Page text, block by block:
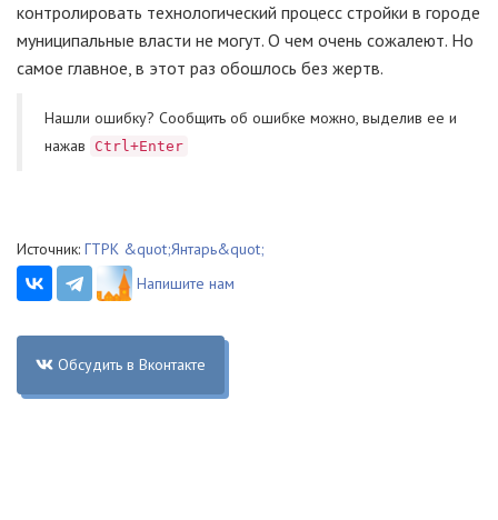
контролировать технологический процесс стройки в городе
муниципальные власти не могут. О чем очень сожалеют. Но
самое главное, в этот раз обошлось без жертв.
Нашли ошибку? Cообщить об ошибке можно, выделив ее и
нажав
Ctrl+Enter
Источник: ГТРК &quot;Янтарь&quot;
Напишите нам
Обсудить в Вконтакте